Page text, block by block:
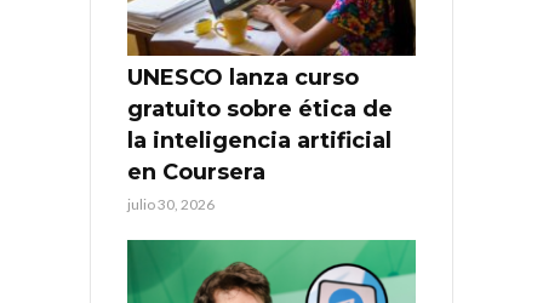
UNESCO lanza curso
gratuito sobre ética de
la inteligencia artificial
en Coursera
julio 30, 2026